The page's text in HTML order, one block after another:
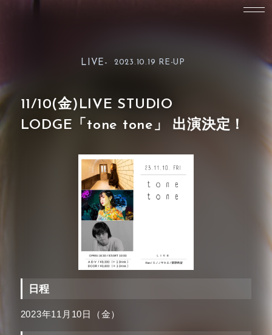
LIVE- 2023.10.19 RE-UP
11/10(金)LIVE STUDIO
LODGE「tone tone」 出演決定！
日程
2023年11月10日（金）